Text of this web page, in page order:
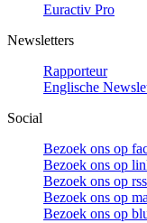
Euractiv Pro
Newsletters
Rapporteur
Englische
Social
Bezoek ons op
Bezoek ons op
Bezoek ons op
Bezoek ons op
Bezoek ons op